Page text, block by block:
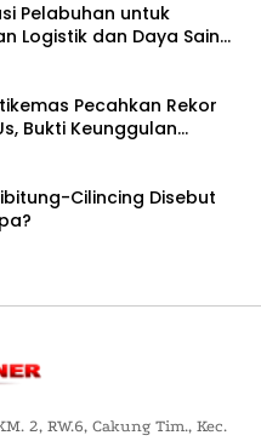
Pelabuhan untuk
Logistik dan Daya Saing
Pecahkan Rekor
Bukti Keunggulan
Cilincing Disebut
2, RW.6, Cakung Tim., Kec.